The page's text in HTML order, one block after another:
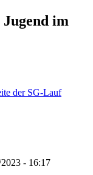
im
- 16:17